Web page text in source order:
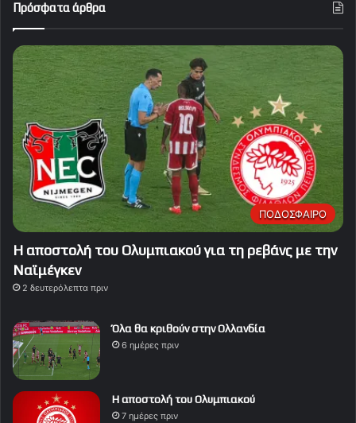
Πρόσφατα άρθρα
ΠΟΔΟΣΦΑΙΡΟ
Η αποστολή του Ολυμπιακού για τη ρεβάνς με την
Ναϊμέγκεν
2 δευτερόλεπτα πριν
Όλα θα κριθούν στην Ολλανδία
6 ημέρες πριν
Η αποστολή του Ολυμπιακού
7 ημέρες πριν